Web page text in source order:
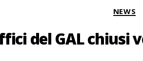
NEWS
del GAL chiusi